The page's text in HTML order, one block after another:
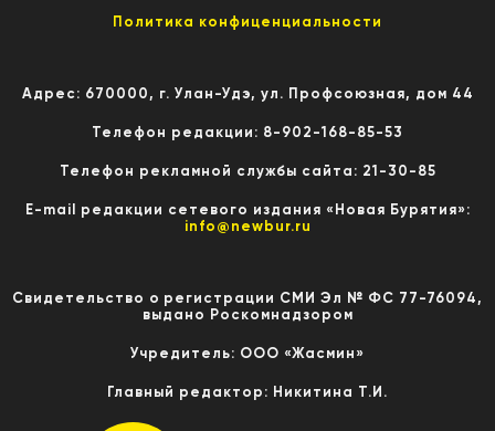
Политика конфиценциальности
Адрес: 670000, г. Улан-Удэ, ул. Профсоюзная, дом 44
Телефон редакции: 8-902-168-85-53
Телефон рекламной службы сайта: 21-30-85
E-mail редакции сетевого издания «Новая Бурятия»:
info@newbur.ru
Свидетельство о регистрации СМИ Эл № ФС 77-76094,
выдано Роскомнадзором
Учредитель: ООО «Жасмин»
Главный редактор: Никитина Т.И.